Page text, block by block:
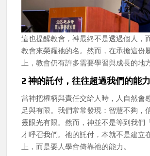
這也提醒教會，神最終不是透過個人，
教會來榮耀祂的名。然而，在承擔這份
上，教會仍有許多需要學習與成長的地
2️ 神的託付，往往超過我們的能力
當神把權柄與責任交給人時，人自然會
足與有限。我們常常發現：智慧不夠，
靈眼光有限。然而，神並不是等到我們
才呼召我們。祂的託付，本就不是建立
上，而是要人學會倚靠祂的能力。